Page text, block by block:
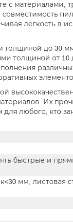
с материалами,
легкость в
до 30
толщиной от 10
Их
любого, кто
быстрые и
мм, листовая